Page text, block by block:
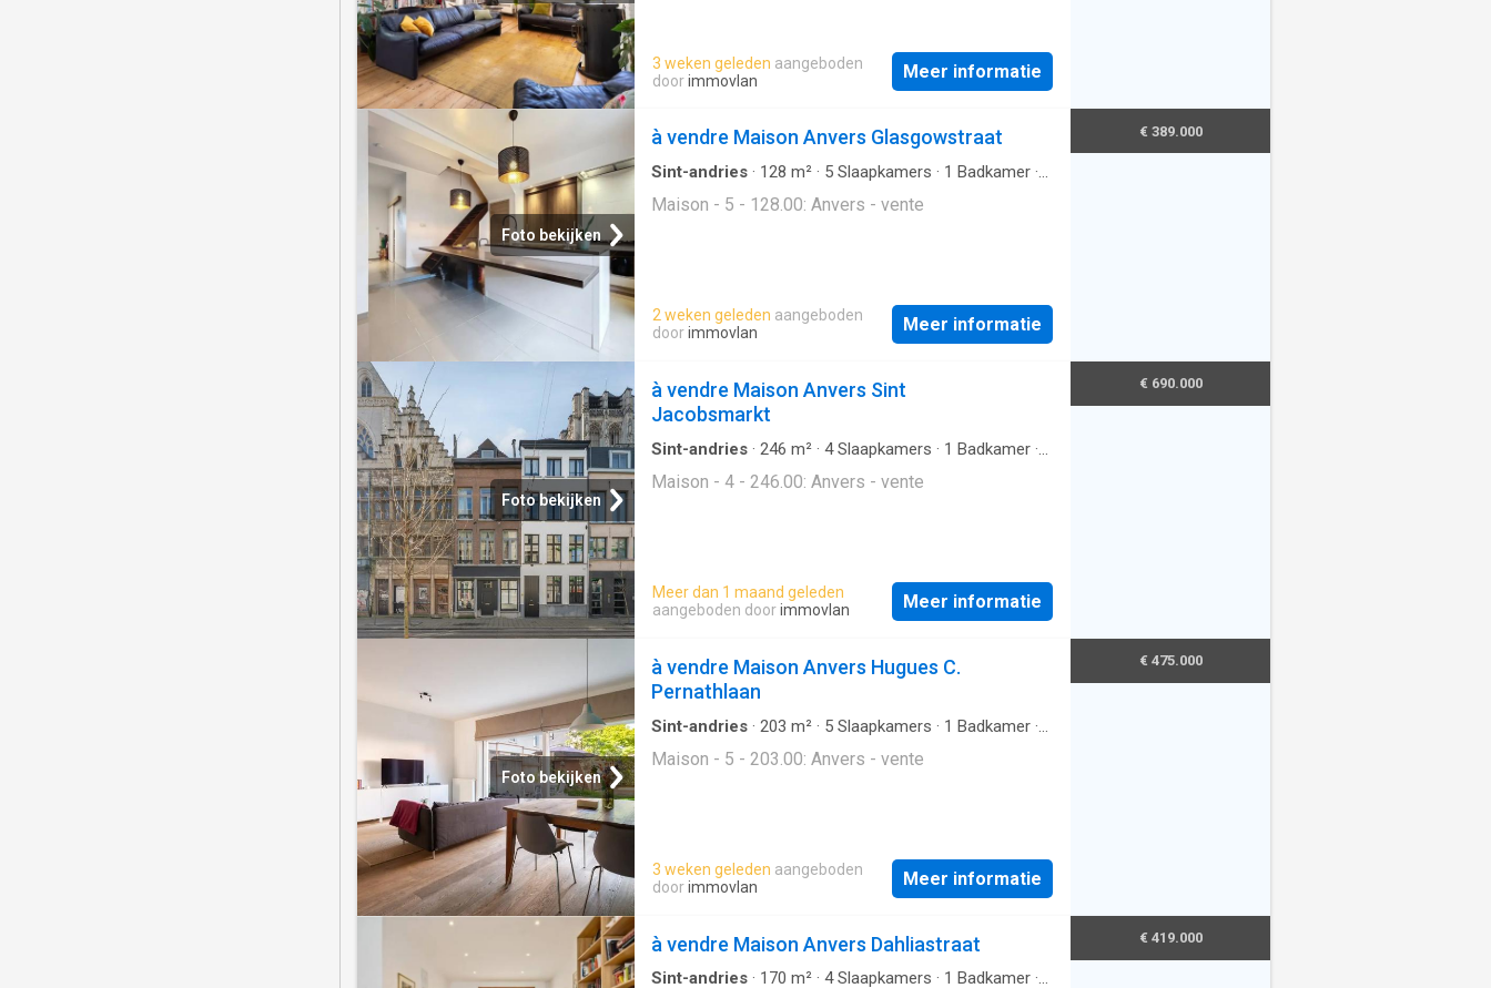
3 weken geleden aangeboden
doorimmovlan Meer informatie
Foto bekijken
à vendre Maison Anvers Glasgowstraat
Sint-andries · 128 m² · 5 Slaapkamers · 1 Badkamer ·
Maison - 5 - 128.00: Anvers - vente
2 weken geleden aangeboden
doorimmovlan Meer informatie
€ 389.000
Foto bekijken
à vendre Maison Anvers Sint
Jacobsmarkt
Sint-andries · 246 m² · 4Slaapkamers · 1 Badkamer ·
Maison - 4 - 246.00: Anvers - vente
Meer dan 1 maand geleden
aangeboden doorimmovlan Meer informatie
€ 690.000
Foto bekijken
à vendre Maison Anvers Hugues C.
Pernathlaan
Sint-andries · 203 m² · 5 Slaapkamers · 1 Badkamer ·
Maison - 5 - 203.00: Anvers - vente
3 weken geleden aangeboden
doorimmovlan Meer informatie
€ 475.000
à vendre Maison Anvers Dahliastraat
Sint-andries · 170 m² · 4Slaapkamers · 1 Badkamer ·
€ 419.000